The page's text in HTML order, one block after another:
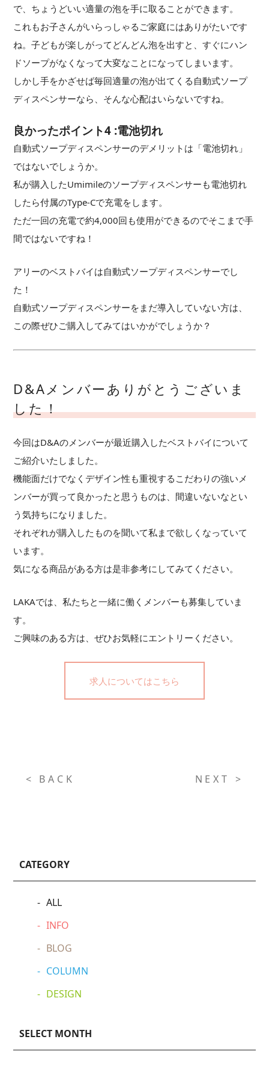
で、ちょうどいい適量の泡を手に取ることができます。
これもお子さんがいらっしゃるご家庭にはありがたいです
ね。子どもが楽しがってどんどん泡を出すと、すぐにハン
ドソープがなくなって大変なことになってしまいます。
しかし手をかざせば毎回適量の泡が出てくる自動式ソープ
ディスペンサーなら、そんな心配はいらないですね。
良かったポイント4 :電池切れ
自動式ソープディスペンサーのデメリットは「電池切れ」
ではないでしょうか。
私が購入したUmimileのソープディスペンサーも電池切れ
したら付属のType-Cで充電をします。
ただ一回の充電で約4,000回も使用ができるのでそこまで手
間ではないですね！
アリーのベストバイは自動式ソープディスペンサーでし
た！
自動式ソープディスペンサーをまだ導入していない方は、
この際ぜひご購入してみてはいかがでしょうか？
D&Aメンバーありがとうございま
した！
今回はD&Aのメンバーが最近購入したベストバイについて
ご紹介いたしました。
機能面だけでなくデザイン性も重視するこだわりの強いメ
ンバーが買って良かったと思うものは、間違いないなとい
う気持ちになりました。
それぞれが購入したものを聞いて私まで欲しくなっていて
います。
気になる商品がある方は是非参考にしてみてください。
LAKAでは、私たちと一緒に働くメンバーも募集していま
す。
ご興味のある方は、ぜひお気軽にエントリーください。
求人についてはこちら
< BACK NEXT >
CATEGORY
ALL
INFO
BLOG
COLUMN
DESIGN
SELECT MONTH